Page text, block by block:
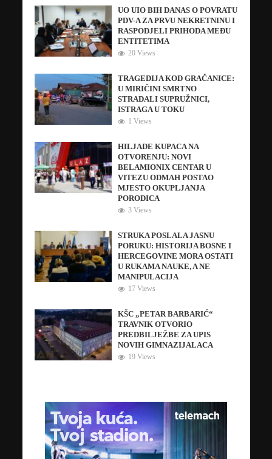
UO UIO BIH DANAS O POVRATU
PDV-A ZA PRVU NEKRETNINU I
RASPODJELI PRIHODA MEĐU
ENTITETIMA
20 Views
TRAGEDIJA KOD GRAČANICE:
U MIRIČINI SMRTNO
STRADALI SUPRUŽNICI,
ISTRAGA U TOKU
1 Views
HILJADE KUPACA NA
OTVORENJU: NOVI
BELAMIONIX CENTAR U
VITEZU ODMAH POSTAO
MJESTO OKUPLJANJA
PORODICA
3 Views
STRUKA POSLALA JASNU
PORUKU: HISTORIJA BOSNE I
HERCEGOVINE MORA OSTATI
U RUKAMA NAUKE, A NE
MANIPULACIJA
17 Views
KŠC „PETAR BARBARIĆ“
TRAVNIK OTVORIO
PREDBILJEŽBE ZA UPIS
NOVIH GIMNAZIJALACA
19 Views